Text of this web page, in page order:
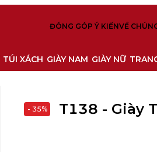
TÚI XÁCH GIÀY NAM GIÀY NỮ
ĐÓNG GÓP Ý KIẾNVỀ
T138 - Giày
- 35%